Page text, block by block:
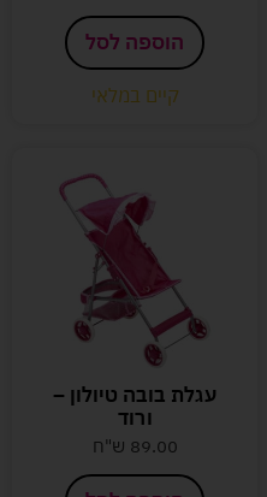
הוספה לסל
קיים במלאי
עגלת בובה טיולון –
ורוד
89.00 ש"ח